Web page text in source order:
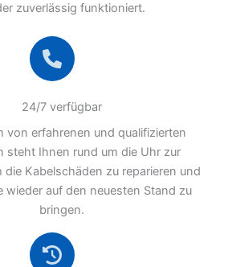
zuverlässig funktioniert.
24/7 verfügbar
von erfahrenen und qualifizierten
steht Ihnen rund um die Uhr zur
die Kabelschäden zu reparieren und
wieder auf den neuesten Stand zu
bringen.